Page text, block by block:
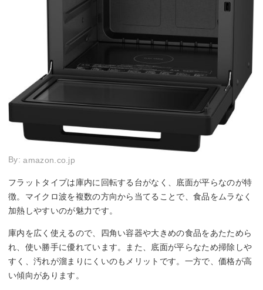
By:amazon.co.jp
フラットタイプは庫内に回転する台がなく、底面が平らなのが特
徴。マイクロ波を複数の方向から当てることで、食品をムラなく
加熱しやすいのが魅力です。
庫内を広く使えるので、四角い容器や大きめの食品をあたためら
れ、使い勝手に優れています。また、底面が平らなため掃除しや
すく、汚れが溜まりにくいのもメリットです。一方で、価格が高
い傾向があります。